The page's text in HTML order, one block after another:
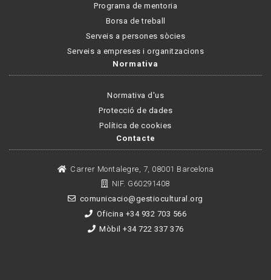
Programa de mentoria
Borsa de treball
Serveis a persones sòcies
Serveis a empreses i organitzacions
Normativa
Normativa d'us
Protecció de dades
Política de cookies
Contacte
Carrer Montalegre, 7, 08001 Barcelona
NIF. G60291408
comunicacio@gestiocultural.org
Oficina +34 932 703 566
Mòbil +34 722 337 376